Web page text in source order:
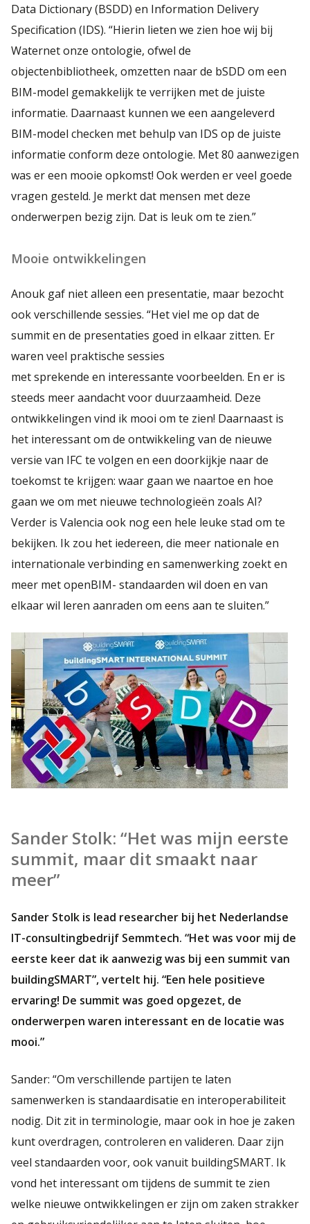
Data Dictionary (BSDD) en Information Delivery
Specification (IDS). “Hierin lieten we zien hoe wij bij
Waternet onze ontologie, ofwel de
objectenbibliotheek, omzetten naar de bSDD om een
BIM-model gemakkelijk te verrijken met de juiste
informatie. Daarnaast kunnen we een aangeleverd
BIM-model checken met behulp van IDS op de juiste
informatie conform deze ontologie. Met 80 aanwezigen
was er een mooie opkomst! Ook werden er veel goede
vragen gesteld. Je merkt dat mensen met deze
onderwerpen bezig zijn. Dat is leuk om te zien.”
Mooie ontwikkelingen
Anouk gaf niet alleen een presentatie, maar bezocht
ook verschillende sessies. “Het viel me op dat de
summit en de presentaties goed in elkaar zitten. Er
waren veel praktische sessies
met sprekende en interessante voorbeelden. En er is
steeds meer aandacht voor duurzaamheid. Deze
ontwikkelingen vind ik mooi om te zien! Daarnaast is
het interessant om de ontwikkeling van de nieuwe
versie van IFC te volgen en een doorkijkje naar de
toekomst te krijgen: waar gaan we naartoe en hoe
gaan we om met nieuwe technologieën zoals AI?
Verder is Valencia ook nog een hele leuke stad om te
bekijken. Ik zou het iedereen, die meer nationale en
internationale verbinding en samenwerking zoekt en
meer met openBIM- standaarden wil doen en van
elkaar wil leren aanraden om eens aan te sluiten.”
Sander Stolk: “Het was mijn eerste
summit, maar dit smaakt naar
meer”
Sander Stolk is lead researcher bij het Nederlandse
IT-consultingbedrijf Semmtech. “Het was voor mij de
eerste keer dat ik aanwezig was bij een summit van
buildingSMART”, vertelt hij. “Een hele positieve
ervaring! De summit was goed opgezet, de
onderwerpen waren interessant en de locatie was
mooi.”
Sander: “Om verschillende partijen te laten
samenwerken is standaardisatie en interoperabiliteit
nodig. Dit zit in terminologie, maar ook in hoe je zaken
kunt overdragen, controleren en valideren. Daar zijn
veel standaarden voor, ook vanuit buildingSMART. Ik
vond het interessant om tijdens de summit te zien
welke nieuwe ontwikkelingen er zijn om zaken strakker